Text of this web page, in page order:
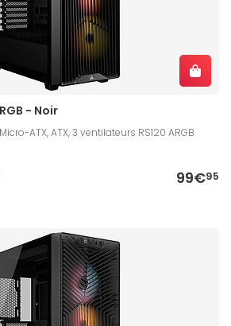
- Noir
ATX, ATX, 3 ventilateurs RS120 ARGB
99€95